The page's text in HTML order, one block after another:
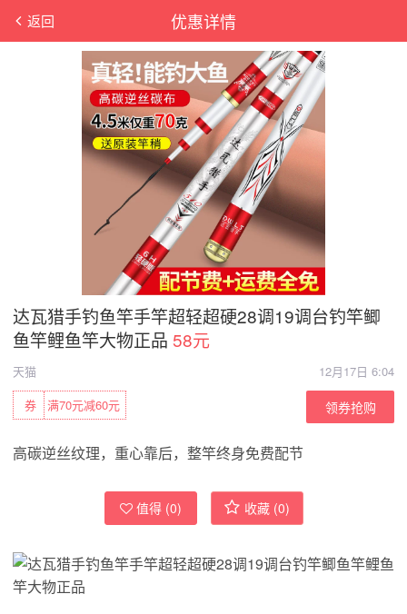
优惠详情
返回
达瓦猎手钓鱼竿手竿超轻超硬28调19调台钓竿鲫
鱼竿鲤鱼竿大物正品 58元
天猫
12月17日 6:04
满70元减60元
券 领券抢购
高碳逆丝纹理，重心靠后，整竿终身免费配节
值得 (0) 收藏 (0)